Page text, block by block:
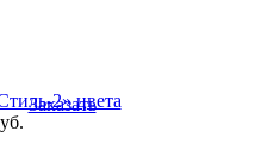
2» цвета
Заказать